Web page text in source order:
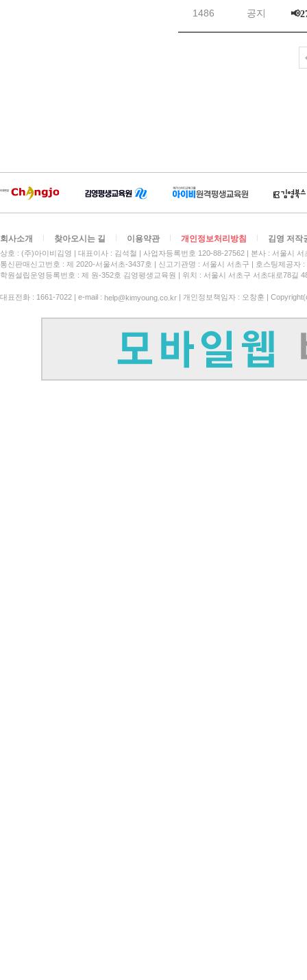
회사소개 찾아오시는 길 이용약관 개인정보처리방침 김영 저작
상호 : (주)아이비김영 대표이사 : 김석철 사업자등록번호 120-88-27562
본사 : 서울시
통신판매신고번호 : 제 2020-서울서초-3437호
신고기관명 : 서울시 서초구
호스팅제공자
학원설립운영등록번호 : 제 원-352호 김영평생교육원 | 위치 : 서울시 서초구 서초대로78길
대표전화 : 1661-7022 | e-mail : help@kimyoung.co.kr | 개인정보책임자 : 오창훈 |